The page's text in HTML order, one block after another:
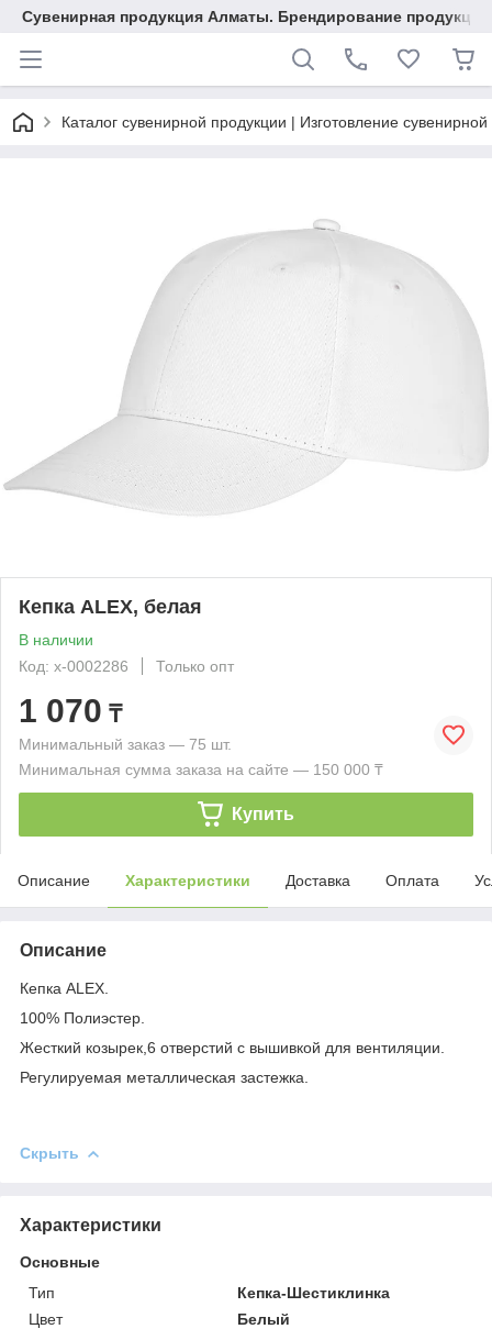
Сувенирная продукция Алматы. Брендирование
Каталог сувенирной продукции | Изготовление
Кепка ALEX, белая
В наличии
Код: x-0002286
Только опт
1 070 ₸
Минимальный заказ — 75 шт.
Минимальная сумма заказа на сайте — 150 000 ₸
Купить
Описание Характеристики Доставка Оплата
Описание
Кепка ALEX.
100% Полиэстер.
Жесткий козырек,6 отверстий с вышивкой для вентиляции.
Регулируемая металлическая застежка.
Скрыть
Характеристики
Основные
Тип
Кепка-Шестиклинка
Цвет
Белый